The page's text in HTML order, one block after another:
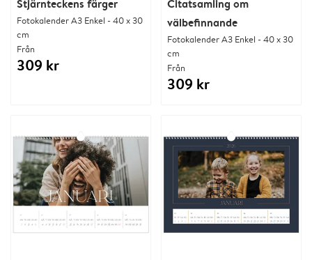
Stjärnteckens färger
Fotokalender A3 Enkel - 40 x 30
cm
Från
309 kr
Citatsamling om
välbefinnande
Fotokalender A3 Enkel - 40 x 30
cm
Från
309 kr